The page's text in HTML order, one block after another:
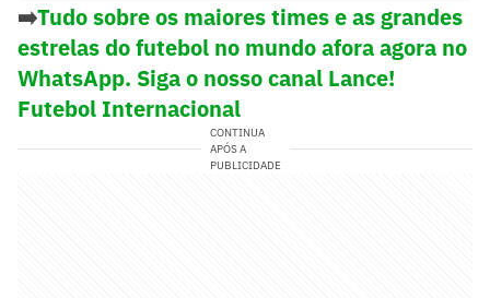
➡️Tudo sobre os maiores times e as grandes
estrelas do futebol no mundo afora agora no
WhatsApp. Siga o nosso canal Lance!
Futebol Internacional
CONTINUA
APÓS A
PUBLICIDADE